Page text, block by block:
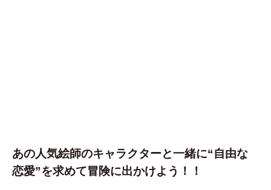
あの人気絵師のキャラクターと一緒に“自由な
恋愛”を求めて冒険に出かけよう！！